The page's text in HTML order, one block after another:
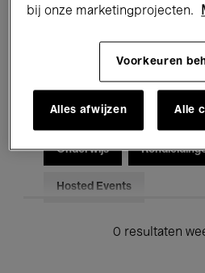
Jazz Klassieke Muziek
Voor iedereen Kids’
Onderwijs
Hosted Events
0 resultaten
bij onze marketingprojecten.
Voorkeuren
Alles afwijzen Alle